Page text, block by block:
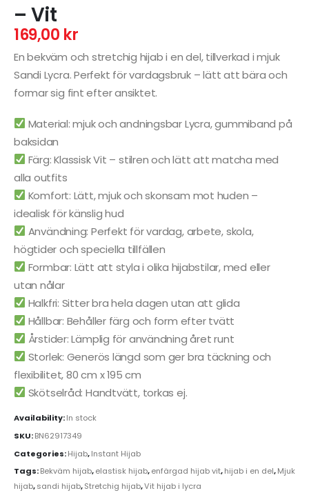
– Vit
169,00 kr
En bekväm och stretchig hijab i en del, tillverkad i mjuk
Sandi Lycra. Perfekt för vardagsbruk – lätt att bära och
formar sig fint efter ansiktet.
Material: mjuk och andningsbar Lycra, gummiband på
baksidan
Färg: Klassisk Vit – stilren och lätt att matcha med
alla outfits
Komfort: Lätt, mjuk och skonsam mot huden –
idealisk för känslig hud
Användning: Perfekt för vardag, arbete, skola,
högtider och speciella tillfällen
Formbar: Lätt att styla i olika hijabstilar, med eller
utan nålar
Halkfri: Sitter bra hela dagen utan att glida
Hållbar: Behåller färg och form efter tvätt
Årstider: Lämplig för användning året runt
Storlek: Generös längd som ger bra täckning och
flexibilitet, 80 cm x 195 cm
Skötselråd: Handtvätt, torkas ej.
Availability:In stock
SKU:BN62917349
Categories:Hijab,Instant Hijab
Tags:Bekväm hijab,elastisk hijab,enfärgad hijab vit,hijab i en del,Mjuk
hijab,sandi hijab,Stretchig hijab,Vit hijab i lycra